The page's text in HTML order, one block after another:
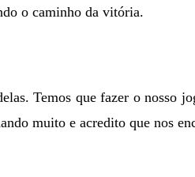
o caminho da vitória.
Temos que fazer o nosso
muito e acredito que nos